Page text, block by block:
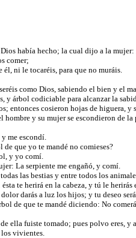
había hecho; la cual dijo a la
comer;
ni le tocaréis, para que no muráis.
como Dios, sabiendo el bien y el
y árbol codiciable para alcanzar la
entonces cosieron hojas de higuera, y
y su mujer se escondieron de
me escondí.
que yo te mandé no comieses?
y yo comí.
La serpiente me engañó, y comí.
las bestias y entre todos los
te herirá en la cabeza, y tú le herirás
darás a luz los hijos; y tu deseo
de que te mandé diciendo: No
ella fuiste tomado; pues polvo eres, y
los vivientes.